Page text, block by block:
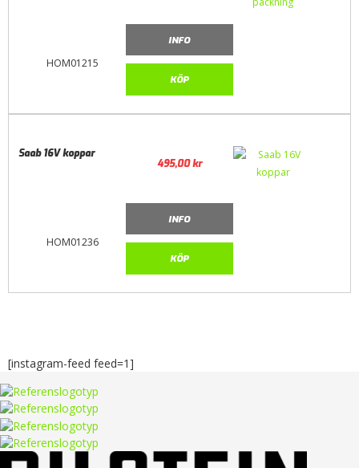
HOM01215
INFO
KÖP
HOM01236
Saab 16V koppar
495,00kr
INFO
KÖP
[instagram-feed feed=1]